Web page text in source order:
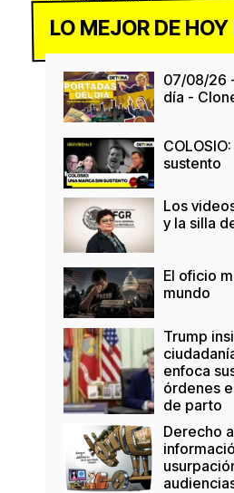
LO MEJOR DE
07/08/26
día -
sustento
Los
y la silla
El oficio
mundo
Trump
enfoca
órdenes
de parto
Derecho